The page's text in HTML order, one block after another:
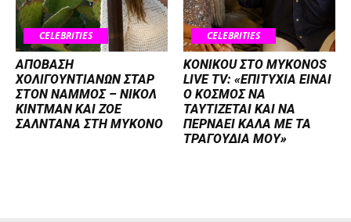
CELEBRITIES
ΑΠΟΒΑΣΗ
ΧΟΛΙΓΟΥΝΤΙΑΝΩΝ ΣΤΑΡ
ΣΤΟΝ NΑΜΜΟΣ – ΝΙΚΟΛ
ΚΙΝΤΜΑΝ ΚΑΙ ΖΟΕ
ΣΑΛΝΤΑΝΑ ΣΤΗ ΜΥΚΟΝΟ
CELEBRITIES
KONIKOU ΣΤΟ MYKONOS
LIVE TV: «ΕΠΙΤΥΧΙΑ ΕΙΝΑΙ
Ο ΚΟΣΜΟΣ ΝΑ
ΤΑΥΤΙΖΕΤΑΙ KAI ΝΑ
ΠΕΡΝΑΕΙ ΚΑΛΑ ΜΕ ΤΑ
ΤΡΑΓΟΥΔΙΑ ΜΟΥ»